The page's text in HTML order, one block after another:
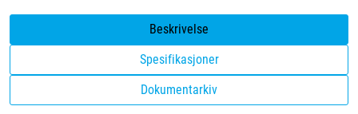
Beskrivelse
Spesifikasjoner
Dokumentarkiv